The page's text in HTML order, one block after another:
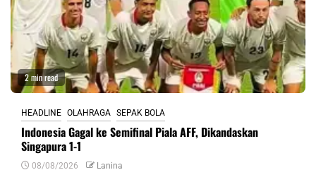
2 min read
HEADLINE OLAHRAGA SEPAK BOLA
Indonesia Gagal ke Semifinal Piala AFF, Dikandaskan
Singapura 1-1
08/08/2026 Lanina